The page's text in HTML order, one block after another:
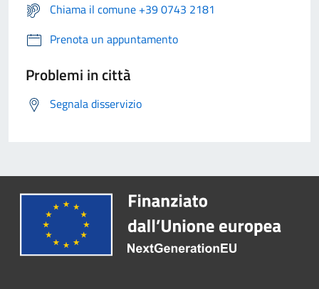
Chiama il comune +39 0743 2181
Prenota un appuntamento
Problemi in città
Segnala disservizio